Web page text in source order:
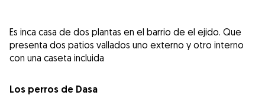
Es inca casa de dos plantas en el barrio de el ejido. Que
presenta dos patios vallados uno externo y otro interno
con una caseta incluida
Los perros de Dasa